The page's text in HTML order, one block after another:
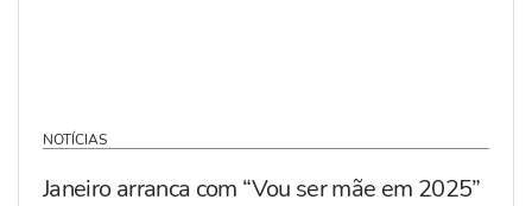
NOTÍCIAS
Janeiro arranca com “Vou ser mãe em 2025”